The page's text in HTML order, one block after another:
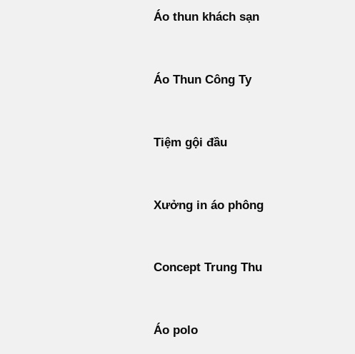
Áo thun khách sạn
Áo Thun Công Ty
Tiệm gội đầu
Xưởng in áo phông
Concept Trung Thu
Áo polo